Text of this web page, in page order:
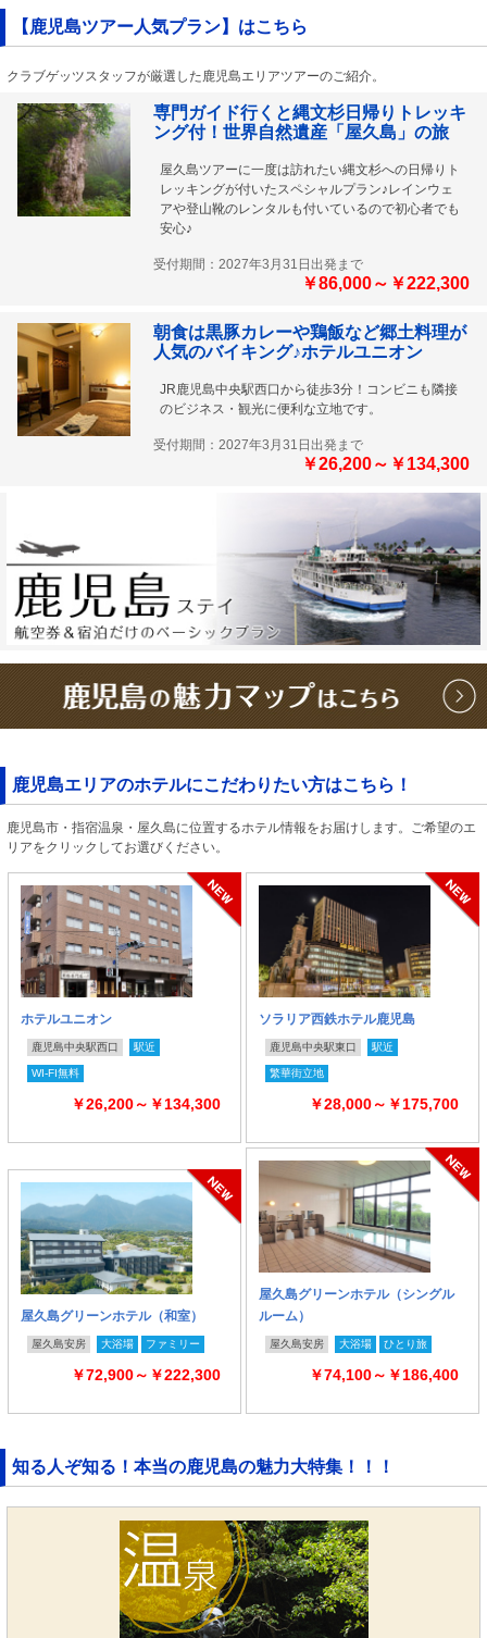
【鹿児島ツアー人気プラン】はこちら
クラブゲッツスタッフが厳選した鹿児島エリアツアーのご紹介。
専門ガイド行くと縄文杉日帰りトレッキ
ング付！世界自然遺産「屋久島」の旅
屋久島ツアーに一度は訪れたい縄文杉への日帰りト
レッキングが付いたスペシャルプラン♪レインウェ
アや登山靴のレンタルも付いているので初心者でも
安心♪
受付期間：2027年3月31日出発まで
￥86,000～￥222,300
朝食は黒豚カレーや鶏飯など郷土料理が
人気のバイキング♪ホテルユニオン
JR鹿児島中央駅西口から徒歩3分！コンビニも隣接
のビジネス・観光に便利な立地です。
受付期間：2027年3月31日出発まで
￥26,200～￥134,300
鹿児島エリアのホテルにこだわりたい方はこちら！
鹿児島市・指宿温泉・屋久島に位置するホテル情報をお届けします。ご希望のエ
リアをクリックしてお選びください。
ホテルユニオン
鹿児島中央駅西口 駅近
WI-FI無料
￥26,200～￥134,300
ソラリア西鉄ホテル鹿児島
鹿児島中央駅東口 駅近
繁華街立地
￥28,000～￥175,700
屋久島グリーンホテル（和室）
屋久島安房 大浴場 ファミリー
￥72,900～￥222,300
屋久島グリーンホテル（シングル
ルーム）
屋久島安房 大浴場 ひとり旅
￥74,100～￥186,400
知る人ぞ知る！本当の鹿児島の魅力大特集！！！